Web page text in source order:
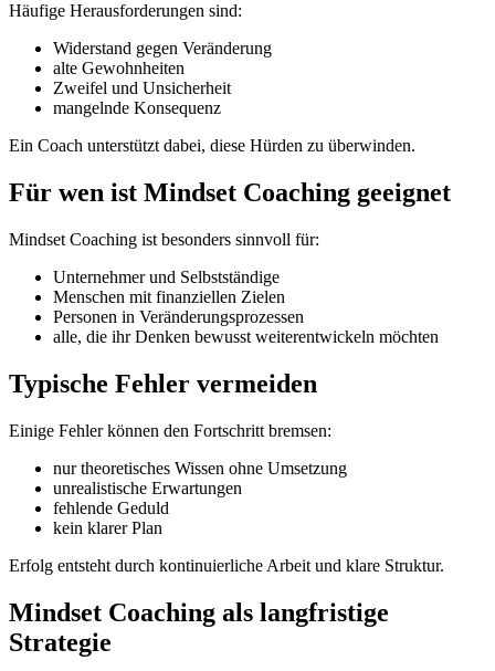
Häufige Herausforderungen sind:
Widerstand gegen Veränderung
alte Gewohnheiten
Zweifel und Unsicherheit
mangelnde Konsequenz
Ein Coach unterstützt dabei, diese Hürden zu überwinden.
Für wen ist Mindset Coaching geeignet
Mindset Coaching ist besonders sinnvoll für:
Unternehmer und Selbstständige
Menschen mit finanziellen Zielen
Personen in Veränderungsprozessen
alle, die ihr Denken bewusst weiterentwickeln möchten
Typische Fehler vermeiden
Einige Fehler können den Fortschritt bremsen:
nur theoretisches Wissen ohne Umsetzung
unrealistische Erwartungen
fehlende Geduld
kein klarer Plan
Erfolg entsteht durch kontinuierliche Arbeit und klare Struktur.
Mindset Coaching als langfristige
Strategie